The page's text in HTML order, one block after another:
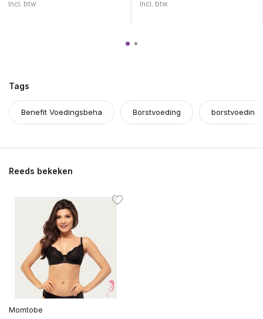
Incl. btw Incl. btw
Tags
Benefit Voedingsbeha Borstvoeding
Reeds bekeken
Momtobe